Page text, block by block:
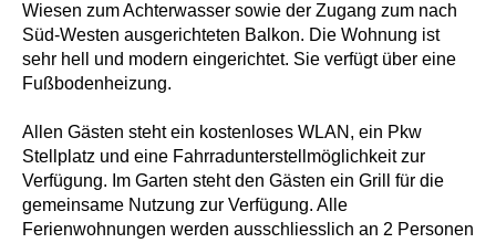
Wiesen zum Achterwasser sowie der Zugang zum nach
Süd-Westen ausgerichteten Balkon. Die Wohnung ist
sehr hell und modern eingerichtet. Sie verfügt über eine
Fußbodenheizung.
Allen Gästen steht ein kostenloses WLAN, ein Pkw
Stellplatz und eine Fahrradunterstellmöglichkeit zur
Verfügung. Im Garten steht den Gästen ein Grill für die
gemeinsame Nutzung zur Verfügung. Alle
Ferienwohnungen werden ausschliesslich an 2 Personen